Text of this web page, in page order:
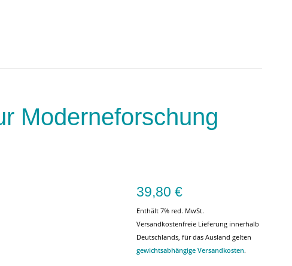
Moderneforschung
39,80 €
Enthält 7% red. MwSt.
Versandkostenfreie Lieferung innerhalb
Deutschlands, für das Ausland gelten
gewichtsabhängige Versandkosten.